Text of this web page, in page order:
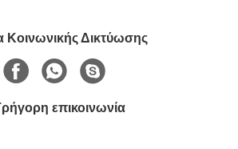
Κοινωνικής Δικτύωσης
επικοινωνία